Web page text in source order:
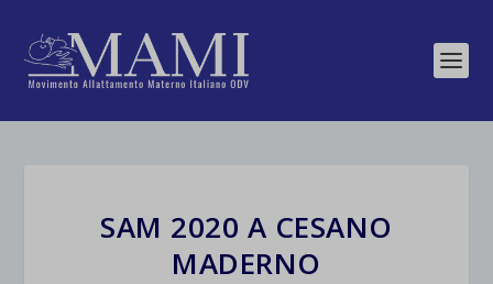
SAM 2020 A CESANO
MADERNO